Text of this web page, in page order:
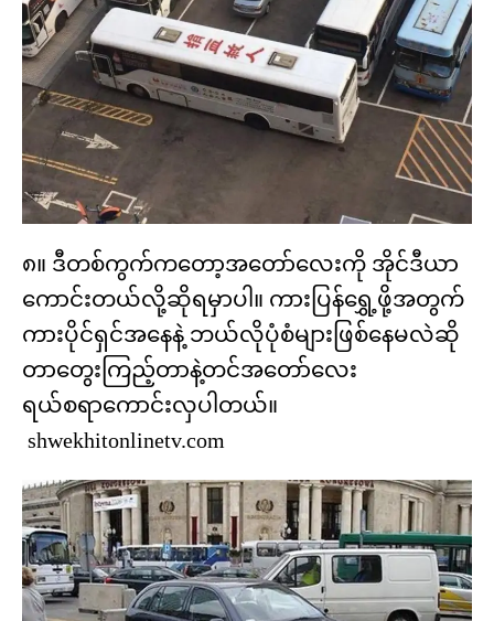
၈။ ဒီတစ်ကွက်ကတော့အတော်လေးကို အိုင်ဒီယာ
ကောင်းတယ်လို့ဆိုရမှာပါ။ ကားပြန်ရွှေ့ဖို့အတွက်
ကားပိုင်ရှင်အနေနဲ့ ဘယ်လိုပုံစံများဖြစ်နေမလဲဆို
တာတွေးကြည့်တာနဲ့တင်အတော်လေး
ရယ်စရာကောင်းလှပါတယ်။
shwekhitonlinetv.com